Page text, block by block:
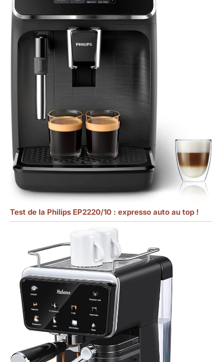
Test de la Philips EP2220/10 : expresso auto au top !